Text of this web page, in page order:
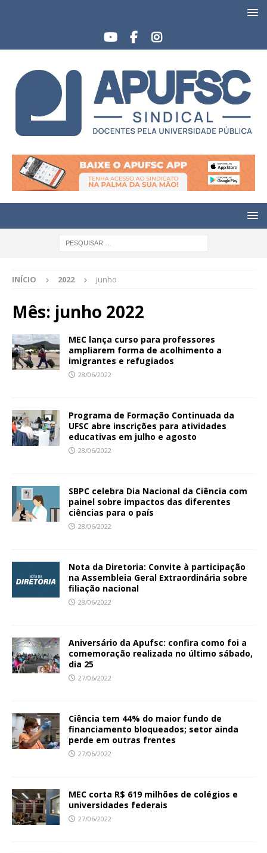
INÍCIO 2022 junho
Mês: junho 2022
MEC lança curso para professores
ampliarem forma de acolhimento a
imigrantes e refugiados
28/06/2022
Programa de Formação Continuada da
UFSC abre inscrições para atividades
educativas em julho e agosto
28/06/2022
SBPC celebra Dia Nacional da Ciência com
painel sobre impactos das diferentes
ciências para o país
28/06/2022
Nota da Diretoria: Convite à participação
na Assembleia Geral Extraordinária sobre
filiação nacional
28/06/2022
Aniversário da Apufsc: confira como foi a
comemoração realizada no último sábado,
dia 25
27/06/2022
Ciência tem 44% do maior fundo de
financiamento bloqueados; setor ainda
perde em outras frentes
27/06/2022
MEC corta R$ 619 milhões de colégios e
universidades federais
27/06/2022